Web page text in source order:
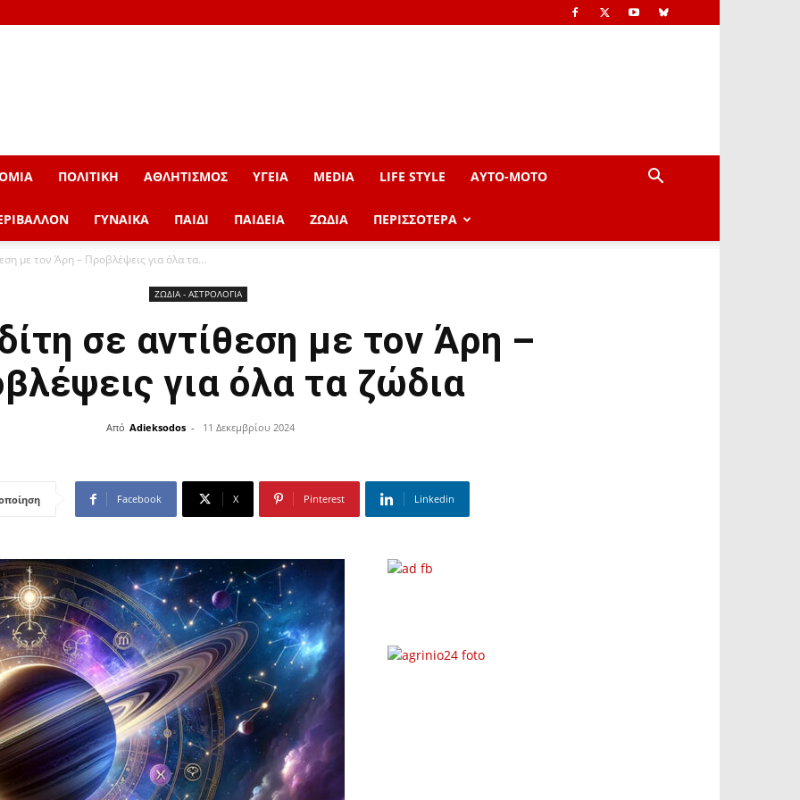
ΠΟΛΙΤΙΚΗ ΑΘΛΗΤΙΣΜΟΣ ΥΓΕΙΑ MEDIA LIFE STYLE AYTO-ΜOTO
ΓΥΝΑΙΚΑ ΠΑΙΔΙ ΠΑΙΔΕΙΑ ΖΩΔΙΑ ΠΕΡΙΣΣΟΤΕΡΑ
με τον Άρη – Προβλέψεις για όλα τα...
ΖΩΔΙΑ - ΑΣΤΡΟΛΟΓΙΑ
σε αντίθεση με τον Άρη –
για όλα τα ζώδια
Από Adieksodos - 11 Δεκεμβρίου 2024
Facebook X Pinterest Linkedin